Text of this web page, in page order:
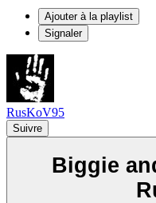
Ajouter à la playlist
Signaler
RusKoV95
Suivre
Biggie